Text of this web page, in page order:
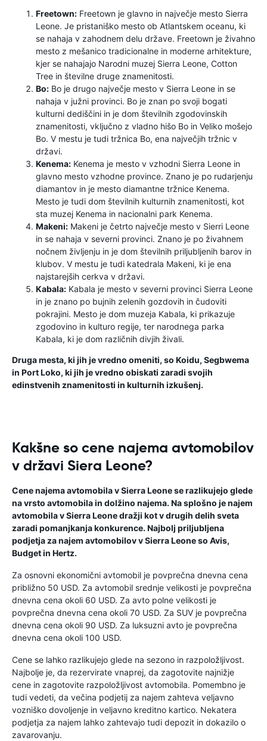
Freetown: Freetown je glavno in največje mesto Sierra
Leone. Je pristaniško mesto ob Atlantskem oceanu, ki
se nahaja v zahodnem delu države. Freetown je živahno
mesto z mešanico tradicionalne in moderne arhitekture,
kjer se nahajajo Narodni muzej Sierra Leone, Cotton
Tree in številne druge znamenitosti.
Bo: Bo je drugo največje mesto v Sierra Leone in se
nahaja v južni provinci. Bo je znan po svoji bogati
kulturni dediščini in je dom številnih zgodovinskih
znamenitosti, vključno z vladno hišo Bo in Veliko mošejo
Bo. V mestu je tudi tržnica Bo, ena največjih tržnic v
državi.
Kenema: Kenema je mesto v vzhodni Sierra Leone in
glavno mesto vzhodne province. Znano je po rudarjenju
diamantov in je mesto diamantne tržnice Kenema.
Mesto je tudi dom številnih kulturnih znamenitosti, kot
sta muzej Kenema in nacionalni park Kenema.
Makeni: Makeni je četrto največje mesto v Sierri Leone
in se nahaja v severni provinci. Znano je po živahnem
nočnem življenju in je dom številnih priljubljenih barov in
klubov. V mestu je tudi katedrala Makeni, ki je ena
najstarejših cerkva v državi.
Kabala: Kabala je mesto v severni provinci Sierra Leone
in je znano po bujnih zelenih gozdovih in čudoviti
pokrajini. Mesto je dom muzeja Kabala, ki prikazuje
zgodovino in kulturo regije, ter narodnega parka
Kabala, ki je dom različnih divjih živali.
Druga mesta, ki jih je vredno omeniti, so Koidu, Segbwema
in Port Loko, ki jih je vredno obiskati zaradi svojih
edinstvenih znamenitosti in kulturnih izkušenj.
Kakšne so cene najema avtomobilov
v državi Siera Leone?
Cene najema avtomobila v Sierra Leone se razlikujejo glede
na vrsto avtomobila in dolžino najema. Na splošno je najem
avtomobila v Sierra Leone dražji kot v drugih delih sveta
zaradi pomanjkanja konkurence. Najbolj priljubljena
podjetja za najem avtomobilov v Sierra Leone so Avis,
Budget in Hertz.
Za osnovni ekonomični avtomobil je povprečna dnevna cena
približno 50 USD. Za avtomobil srednje velikosti je povprečna
dnevna cena okoli 60 USD. Za avto polne velikosti je
povprečna dnevna cena okoli 70 USD. Za SUV je povprečna
dnevna cena okoli 90 USD. Za luksuzni avto je povprečna
dnevna cena okoli 100 USD.
Cene se lahko razlikujejo glede na sezono in razpoložljivost.
Najbolje je, da rezervirate vnaprej, da zagotovite najnižje
cene in zagotovite razpoložljivost avtomobila. Pomembno je
tudi vedeti, da večina podjetij za najem zahteva veljavno
vozniško dovoljenje in veljavno kreditno kartico. Nekatera
podjetja za najem lahko zahtevajo tudi depozit in dokazilo o
zavarovanju.